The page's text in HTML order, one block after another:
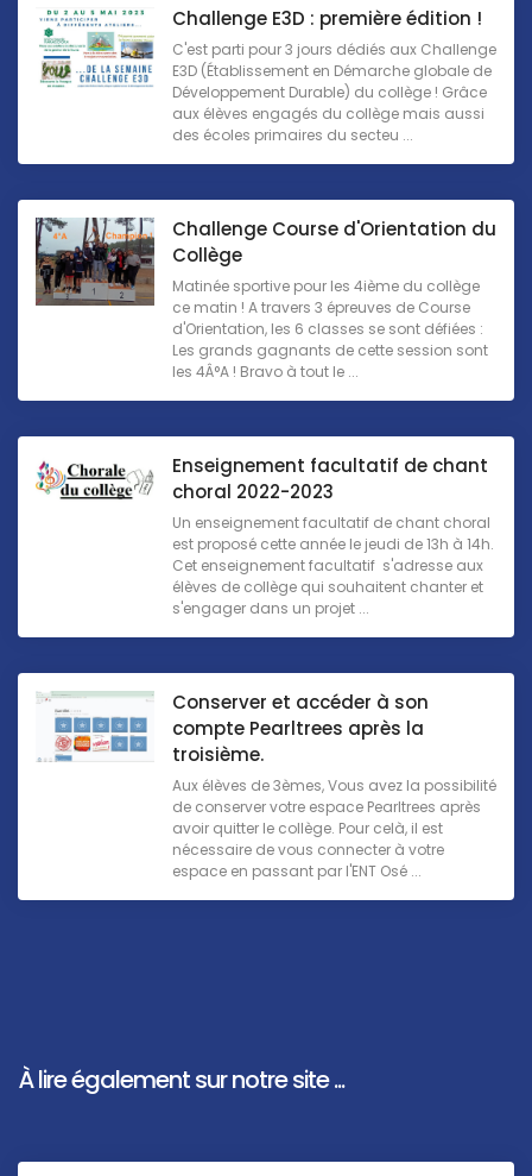
Challenge E3D : première édition !
C'est parti pour 3 jours dédiés aux Challenge
E3D (Établissement en Démarche globale de
Développement Durable) du collège ! Grâce
aux élèves engagés du collège mais aussi
des écoles primaires du secteu ...
Challenge Course d'Orientation du
Collège
Matinée sportive pour les 4ième du collège
ce matin ! A travers 3 épreuves de Course
d'Orientation, les 6 classes se sont défiées :
Les grands gagnants de cette session sont
les 4Â°A ! Bravo à tout le ...
Enseignement facultatif de chant
choral 2022-2023
Un enseignement facultatif de chant choral
est proposé cette année le jeudi de 13h à 14h.
Cet enseignement facultatif s'adresse aux
élèves de collège qui souhaitent chanter et
s'engager dans un projet ...
Conserver et accéder à son
compte Pearltrees après la
troisième.
Aux élèves de 3èmes, Vous avez la possibilité
de conserver votre espace Pearltrees après
avoir quitter le collège. Pour celà, il est
nécessaire de vous connecter à votre
espace en passant par l'ENT Osé ...
À lire également sur notre site ...